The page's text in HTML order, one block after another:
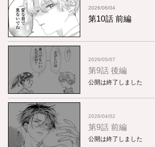
2026/06/04
第10話 前編
2026/05/07
第9話 後編
公開は終了しました
2026/04/02
第9話 前編
公開は終了しました